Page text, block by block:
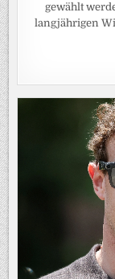
gewählt
langjährigen